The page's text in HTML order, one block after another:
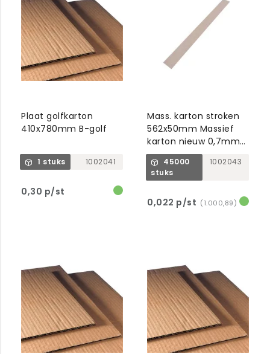
Plaat golfkarton
410x780mm B-golf
1 stuks 1002041
0,30 p/st
Mass. karton stroken
562x50mm Massief
karton nieuw 0,7mm
dik
45000
stuks
1002043
0,022 p/st (1.000,89)